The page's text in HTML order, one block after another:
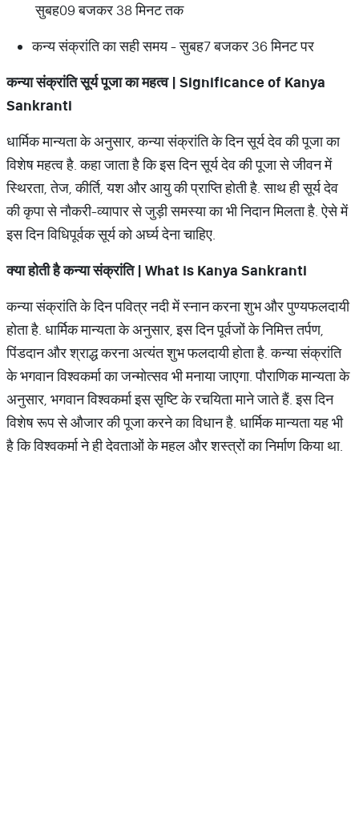
सुबह09 बजकर 38 मिनट तक
कन्य संक्रांति का सही समय-सुबह7 बजकर 36 मिनट पर
कन्या संक्रांति सूर्य पूजा का महत्व | Significance of Kanya
Sankranti
धार्मिक मान्यता के अनुसार, कन्या संक्रांति के दिन सूर्य देव की पूजा का
विशेष महत्व है. कहा जाता है कि इस दिन सूर्य देव की पूजा से जीवन में
स्थिरता, तेज, कीर्ति, यश और आयु की प्राप्ति होती है. साथ ही सूर्य देव
की कृपा से नौकरी-व्यापार से जुड़ी समस्या का भी निदान मिलता है. ऐसे में
इस दिन विधिपूर्वक सूर्य को अर्घ्य देना चाहिए.
क्या होती है कन्या संक्रांति | What is Kanya Sankranti
कन्या संक्रांति के दिन पवित्र नदी में स्नान करना शुभ और पुण्यफलदायी
होता है. धार्मिक मान्यता के अनुसार, इस दिन पूर्वजों के निमित्त तर्पण,
पिंडदान और श्राद्ध करना अत्यंत शुभ फलदायी होता है. कन्या संक्रांति
के भगवान विश्वकर्मा का जन्मोत्सव भी मनाया जाएगा. पौराणिक मान्यता के
अनुसार, भगवान विश्वकर्मा इस सृष्टि के रचयिता माने जाते हैं. इस दिन
विशेष रूप से औजार की पूजा करने का विधान है. धार्मिक मान्यता यह भी
है कि विश्वकर्मा ने ही देवताओं के महल और शस्त्रों का निर्माण किया था.